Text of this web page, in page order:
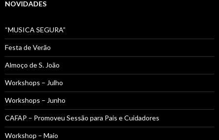
NOVIDADES
“MUSICA SEGURA”
Festa de Verão
Almoço de S. João
Workshops – Julho
Workshops – Junho
CAFAP – Promoveu Sessão para Pais e Cuidadores
Workshop – Maio